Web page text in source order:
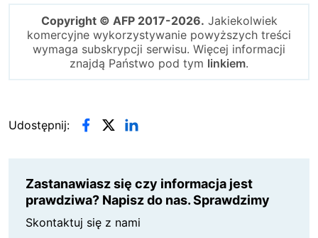
Copyright © AFP 2017-2026. Jakiekolwiek
komercyjne wykorzystywanie powyższych treści
wymaga subskrypcji serwisu. Więcej informacji
znajdą Państwo pod tym linkiem.
Udostępnij:
Zastanawiasz się czy informacja jest
prawdziwa? Napisz do nas. Sprawdzimy
Skontaktuj się z nami